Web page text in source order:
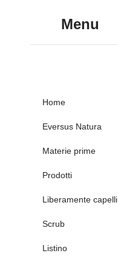
Menu
Home
Eversus Natura
Materie prime
Prodotti
Liberamente capelli
Scrub
Listino